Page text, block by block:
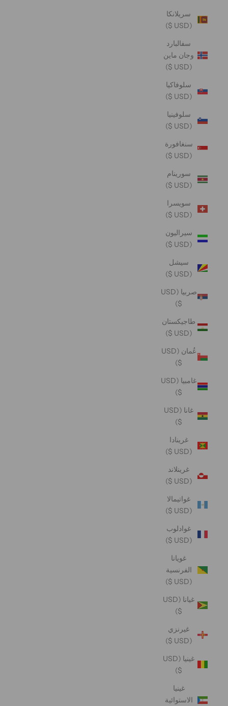
سريلانكا
(USD $)
سفالبارد
وجان ماين
(USD $)
سلوفاكيا
(USD $)
سلوفينيا
(USD $)
سنغافورة
(USD $)
سورينام
(USD $)
سويسرا
(USD $)
سيراليون
(USD $)
سيشل
(USD $)
صربيا (USD
$)
طاجيكستان
(USD $)
عُمان (USD
$)
غامبيا (USD
$)
غانا (USD
$)
غرينادا
(USD $)
غرينلاند
(USD $)
غواتيمالا
(USD $)
غوادلوب
(USD $)
غويانا
الفرنسية
(USD $)
غيانا (USD
$)
غيرنزي
(USD $)
غينيا (USD
$)
غينيا
الاستوائية